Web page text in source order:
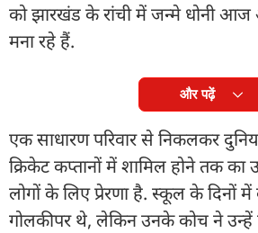
को झारखंड के रांची में जन्मे धोनी आज
मना रहे हैं.
और पढ़ें
एक साधारण परिवार से निकलकर
क्रिकेट कप्तानों में शामिल होने तक का
लोगों के लिए प्रेरणा है. स्कूल के दिनों
गोलकीपर थे, लेकिन उनके कोच ने उन्हें